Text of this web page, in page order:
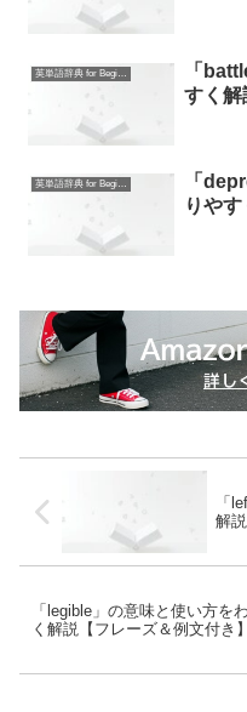
英単語辞典 for Beginners
「
すく解
英単語辞典 for Beginners
「
りや
「
解
「legible」の意味と使い方を
く解説【フレーズ＆例文付き】